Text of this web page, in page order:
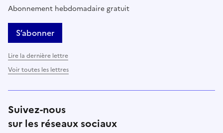
Abonnement hebdomadaire gratuit
S’abonner
Lire la dernière lettre
Voir toutes les lettres
Suivez-nous
sur les réseaux sociaux